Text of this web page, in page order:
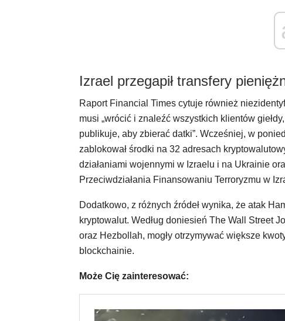
Izrael przegapił transfery
Raport Financial Times cytuje również
musi „wrócić i znaleźć wszystkich klientów
publikuje, aby zbierać datki”. Wcześniej, w
zablokował środki na 32 adresach
działaniami wojennymi w Izraelu i na Ukrainie
Przeciwdziałania Finansowaniu Terroryzmu w
Dodatkowo, z różnych źródeł wynika, że atak
kryptowalut. Według doniesień The Wall Street
oraz Hezbollah, mogły otrzymywać większe
blockchainie.
Może Cię zainteresować: